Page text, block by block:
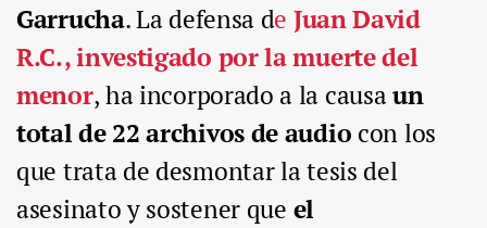
Garrucha. La defensa de Juan David
R.C., investigado por la muerte del
menor, ha incorporado a la causaun
total de 22 archivos de audio con los
que trata de desmontar la tesis del
asesinato y sostener que el